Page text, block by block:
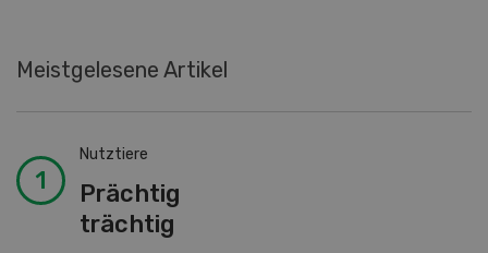
Meistgelesene Artikel
Nutztiere
Prächtig
trächtig